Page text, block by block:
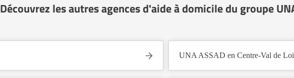
Découvrez les autres agences d'aide à domicile du groupe
UNA ASSAD en Centre-Val de